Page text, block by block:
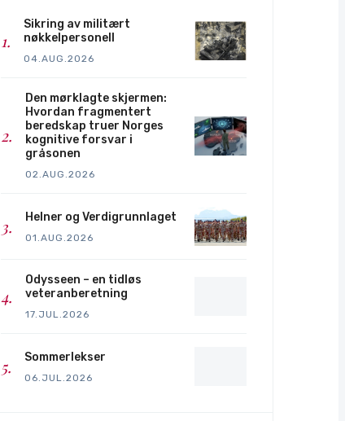
Sikring av militært
nøkkelpersonell
04.AUG.2026
Den mørklagte skjermen:
Hvordan fragmentert
beredskap truer Norges
kognitive forsvar i
gråsonen
02.AUG.2026
Helner og Verdigrunnlaget
01.AUG.2026
Odysseen – en tidløs
veteranberetning
17.JUL.2026
Sommerlekser
06.JUL.2026